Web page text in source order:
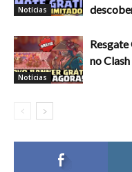
Notícias
Notícias
no